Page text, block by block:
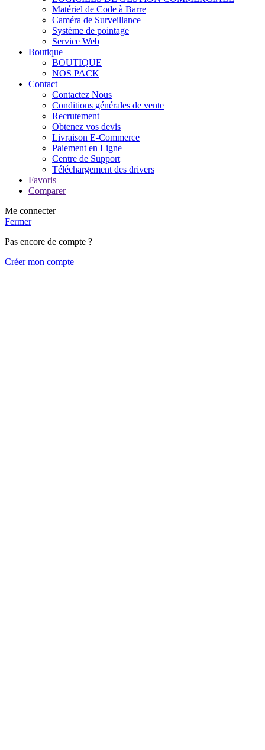
Matériel de Code à Barre
Caméra de Surveillance
Système de pointage
Service Web
Boutique
BOUTIQUE
NOS PACK
Contact
Contactez Nous
Conditions générales de vente
Recrutement
Obtenez vos devis
Livraison E-Commerce
Paiement en Ligne
Centre de Support
Téléchargement des drivers
Favoris
Comparer
Me connecter
Fermer
Pas encore de compte ?
Créer mon compte